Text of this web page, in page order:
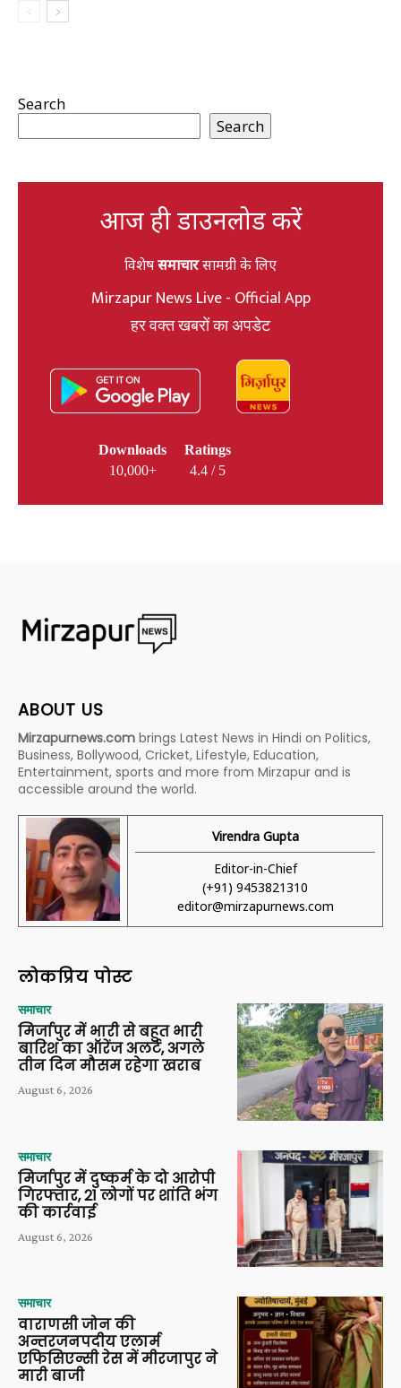
Search
Search
आज ही डाउनलोड करें
विशेषसमाचारसामग्री के लिए
Mirzapur News Live - Official App
हर वक्त खबरों का अपडेट
Downloads
10,000+
Ratings
4.4 / 5
ABOUT US
Mirzapurnews.com brings Latest News in Hindi on Politics,
Business, Bollywood, Cricket, Lifestyle, Education,
Entertainment, sports and more from Mirzapur and is
accessible around the world.
Virendra Gupta
Editor-in-Chief
(+91) 9453821310
editor@mirzapurnews.com
लोकप्रिय पोस्ट
समाचार
मिर्जापुर में भारी से बहुत भारी
बारिश का ऑरेंज अलर्ट, अगले
तीन दिन मौसम रहेगा खराब
August 6, 2026
समाचार
मिर्जापुर में दुष्कर्म के दो आरोपी
गिरफ्तार, 21 लोगों पर शांति भंग
की कार्रवाई
August 6, 2026
समाचार
वाराणसी जोन की
अन्तरजनपदीय एलार्म
एफिसिएन्सी रेस में मीरजापुर ने
मारी बाजी